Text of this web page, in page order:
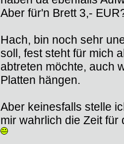
Aber für'n Brett 3,-
Hach, bin noch sehr
soll, fest steht für mich
abtreten möchte, auch
Platten hängen.
Aber keinesfalls stelle
mir wahrlich die Zeit für